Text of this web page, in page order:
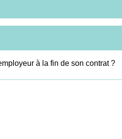
à la fin de son contrat ?